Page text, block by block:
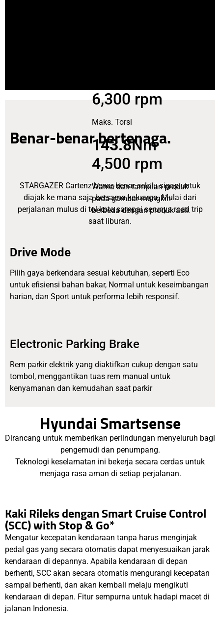
6,300 rpm
Maks. Torsi
143.8Nm
4,500 rpm
Warna dan tampilan produk
pada gambar mungkin
berbeda dengan produk asli.
Benar-benar bertenaga.
STARGAZER Cartenz benar-benar selalu sigap untuk
diajak ke mana saja bersama keluarga. Mulai dari
perjalanan mulus di tol kota sampai serunya road trip
saat liburan.
Drive Mode
Pilih gaya berkendara sesuai kebutuhan, seperti Eco
untuk efisiensi bahan bakar, Normal untuk keseimbangan
harian, dan Sport untuk performa lebih responsif.
Electronic Parking Brake
Rem parkir elektrik yang diaktifkan cukup dengan satu
tombol, menggantikan tuas rem manual untuk
kenyamanan dan kemudahan saat parkir
Hyundai Smartsense
Dirancang untuk memberikan perlindungan menyeluruh bagi
pengemudi dan penumpang.
Teknologi keselamatan ini bekerja secara cerdas untuk
menjaga rasa aman di setiap perjalanan.
Kaki Rileks dengan Smart Cruise Control
(SCC) with Stop & Go*
Mengatur kecepatan kendaraan tanpa harus menginjak
pedal gas yang secara otomatis dapat menyesuaikan jarak
kendaraan di depannya. Apabila kendaraan di depan
berhenti, SCC akan secara otomatis mengurangi kecepatan
sampai berhenti, dan akan kembali melaju mengikuti
kendaraan di depan. Fitur sempurna untuk hadapi macet di
jalanan Indonesia.